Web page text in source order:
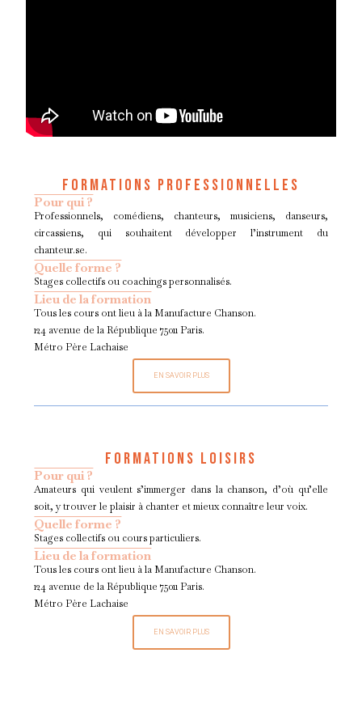
FORMATIONS PROFESSIONNELLES
Pour qui ?
Professionnels, comédiens, chanteurs, musiciens, danseurs,
circassiens, qui souhaitent développer l’instrument du
chanteur.se.
Quelle forme ?
Stages collectifs ou coachings personnalisés.
Lieu de la formation
Tous les cours ont lieu à la Manufacture Chanson.
124 avenue de la République 75011 Paris.
Métro Père Lachaise
EN SAVOIR PLUS
FORMATIONS LOISIRS
Pour qui ?
Amateurs qui veulent s’immerger dans la chanson, d’où qu’elle
soit, y trouver le plaisir à chanter et mieux connaître leur voix.
Quelle forme ?
Stages collectifs ou cours particuliers.
Lieu de la formation
Tous les cours ont lieu à la Manufacture Chanson.
124 avenue de la République 75011 Paris.
Métro Père Lachaise
EN SAVOIR PLUS